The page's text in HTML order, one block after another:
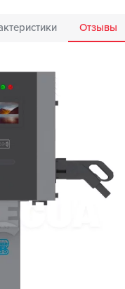
Отзывы